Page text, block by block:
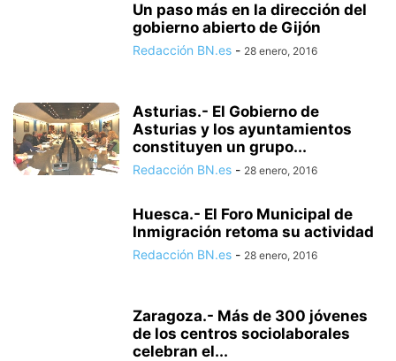
Un paso más en la dirección del
gobierno abierto de Gijón
Redacción BN.es - 28 enero, 2016
Asturias.- El Gobierno de
Asturias y los ayuntamientos
constituyen un grupo...
Redacción BN.es - 28 enero, 2016
Huesca.- El Foro Municipal de
Inmigración retoma su actividad
Redacción BN.es - 28 enero, 2016
Zaragoza.- Más de 300 jóvenes
de los centros sociolaborales
celebran el...